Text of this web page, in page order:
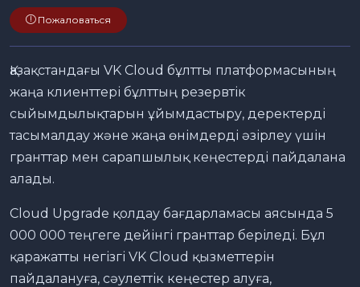
Пожаловаться
Қазақстандағы VK Cloud бұлтты платформасының
жаңа клиенттері бұлттың резервтік
сыйымдылықтарын ұйымдастыру, деректерді
тасымалдау және жаңа өнімдерді әзірлеу үшін
гранттар мен сарапшылық кеңестерді пайдалана
алады.
Cloud Upgrade қолдау бағдарламасы аясында 5
000 000 теңгеге дейінгі гранттар беріледі. Бұл
қаражатты негізгі VK Cloud қызметтерін
пайдалануға, сәулеттік кеңестер алуға,